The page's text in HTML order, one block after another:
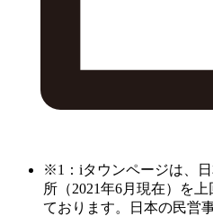
※1：iタウンページは、
所（2021年6月現在）を
ております。日本の民営